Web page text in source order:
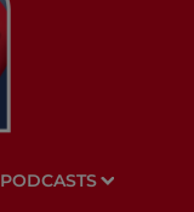
PODCASTS